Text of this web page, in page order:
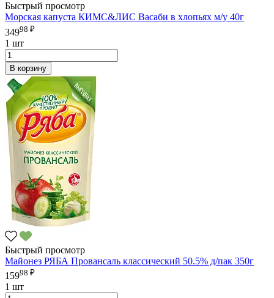
Быстрый просмотр
Морская капуста КИМС&ЛИС Васаби в хлопьях м/у 40г
34998 ₽
1 шт
В корзину
Быстрый просмотр
Майонез РЯБА Провансаль классический 50.5% д/пак 350г
15998 ₽
1 шт